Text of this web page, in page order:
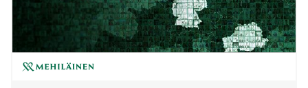
sekä perhe-, sosiaali- ja vammaispalveluista
vammaispalveluiden tulosalueen – muutos astuu
voimaan 31. maaliskuuta. Samalla päätettiin perustaa 1.
huhtikuuta alkaen uusi ikääntyneiden
asiakasohjauksen ja vammaissosiaalityön tulosalue,